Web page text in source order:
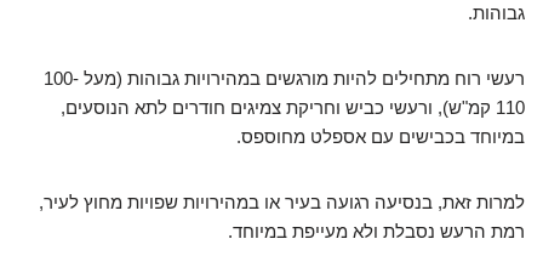
גבוהות.
רעשי רוח מתחילים להיות מורגשים במהירויות גבוהות (מעל 100-
110 קמ"ש), ורעשי כביש וחריקת צמיגים חודרים לתא הנוסעים,
במיוחד בכבישים עם אספלט מחוספס.
למרות זאת, בנסיעה רגועה בעיר או במהירויות שפויות מחוץ לעיר,
רמת הרעש נסבלת ולא מעייפת במיוחד.